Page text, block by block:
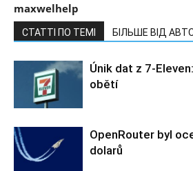
maxwelhelp
СТАТТІ ПО ТЕМІ БІЛЬШЕ ВІД
Únik dat z 7-
obětí
OpenRouter byl
dolarů